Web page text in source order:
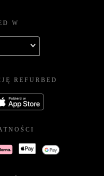
W
REFURBED